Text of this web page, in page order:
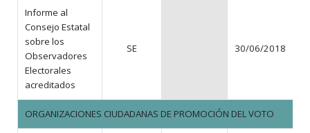
Informe al
Consejo Estatal
sobre los
Observadores
Electorales
acreditados
SE 30/06/2018
ORGANIZACIONES CIUDADANAS DE PROMOCIÓN DEL VOTO